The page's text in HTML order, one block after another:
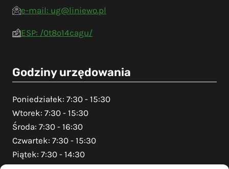
e-mail: ug@liniewo.pl
ESP: /0t8o14cagu/
Godziny urzędowania
Poniedziałek: 7:30 - 15:30
Wtorek: 7:30 - 15:30
Środa: 7:30 - 16:30
Czwartek: 7:30 - 15:30
Piątek: 7:30 - 14:30